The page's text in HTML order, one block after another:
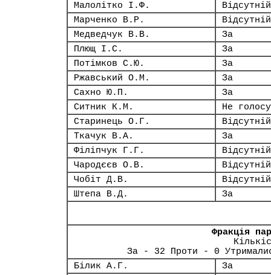
Малолітко І.Ф.
Відсутній
Марченко В.Р.
Відсутній
Медведчук В.В.
За
Плющ І.С.
За
Потімков С.Ю.
За
Ржавський О.М.
За
Сахно Ю.П.
За
Ситник К.М.
Не
Старинець О.Г.
Відсутній
Ткачук В.А.
За
Філіпчук Г.Г.
Відсутній
Чародєєв О.В.
Відсутній
Чобіт Д.В.
Відсутній
Штепа В.Д.
За
Фракція
За - 32 Проти - 0
Білик А.Г.
За